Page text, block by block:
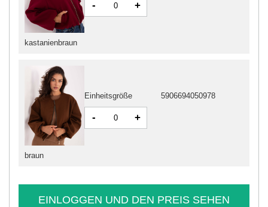
kastanienbraun
- +
braun
Einheitsgröße 5906694050978
- +
EINLOGGEN UND DEN PREIS SEHEN